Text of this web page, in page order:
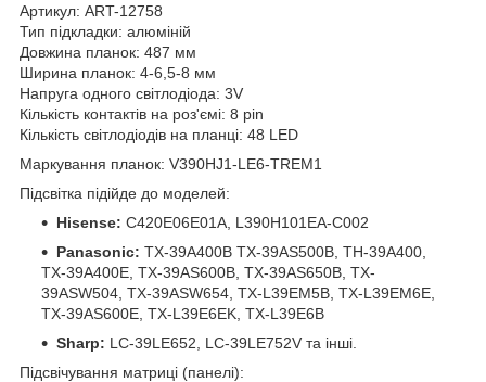
Артикул: ART-12758
Тип підкладки: алюміній
Довжина планок: 487 мм
Ширина планок: 4-6,5-8 мм
Напруга одного світлодіода: 3V
Кількість контактів на роз'ємі: 8 pin
Кількість світлодіодів на планці: 48 LED
Маркування планок: V390HJ1-LE6-TREM1
Підсвітка підійде до моделей:
Hisense: C420E06E01A, L390H101EA-C002
Panasonic: TX-39A400B TX-39AS500B, TH-39A400,
TX-39A400E, TX-39AS600B, TX-39AS650B, TX-
39ASW504, TX-39ASW654, TX-L39EM5B, TX-L39EM6E,
TX-39AS600E, TX-L39E6EK, TX-L39E6B
Sharp: LC-39LE652, LC-39LE752V та інші.
Підсвічування матриці (панелі):